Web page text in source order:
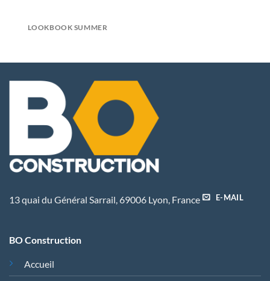
LOOKBOOK SUMMER
13 quai du Général Sarrail, 69006 Lyon, France E-MAIL
BO Construction
Accueil